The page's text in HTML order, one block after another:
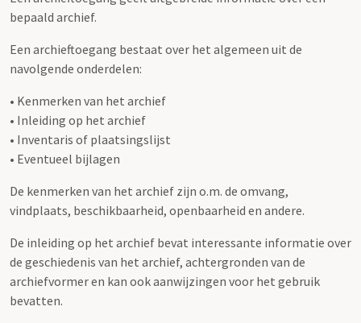
bepaald archief.
Een archieftoegang bestaat over het algemeen uit de
navolgende onderdelen:
• Kenmerken van het archief
• Inleiding op het archief
• Inventaris of plaatsingslijst
• Eventueel bijlagen
De kenmerken van het archief zijn o.m. de omvang,
vindplaats, beschikbaarheid, openbaarheid en andere.
De inleiding op het archief bevat interessante informatie over
de geschiedenis van het archief, achtergronden van de
archiefvormer en kan ook aanwijzingen voor het gebruik
bevatten.